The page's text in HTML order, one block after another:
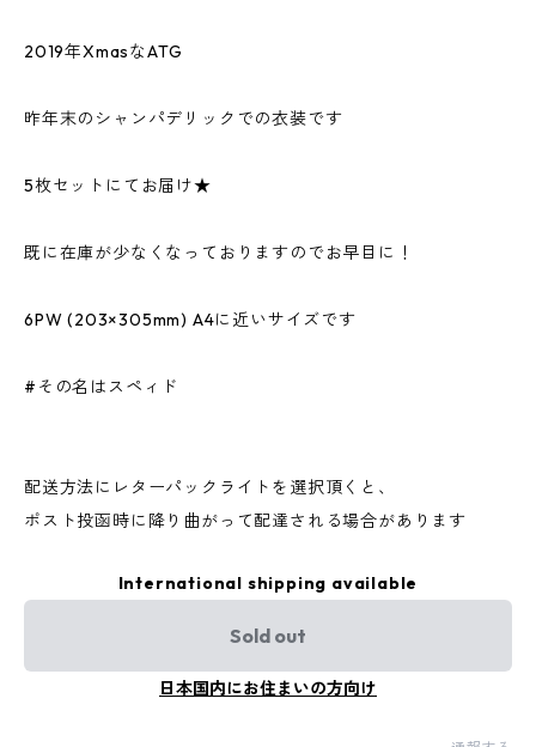
2019年XmasなATG
昨年末のシャンパデリックでの衣装です
5枚セットにてお届け★
既に在庫が少なくなっておりますのでお早目に！
6PW (203×305mm) A4に近いサイズです
#その名はスペィド
配送方法にレターパックライトを選択頂くと、
ポスト投函時に降り曲がって配達される場合があります
International shipping available
Sold out
日本国内にお住まいの方向け